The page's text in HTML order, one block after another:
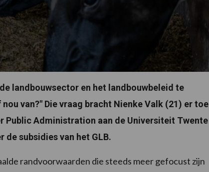
landbouwsector en het landbouwbeleid te
van?" Die vraag bracht Nienke Valk (21) er toe
Public Administration aan de Universiteit Twente
subsidies van het GLB.
randvoorwaarden die steeds meer gefocust zijn